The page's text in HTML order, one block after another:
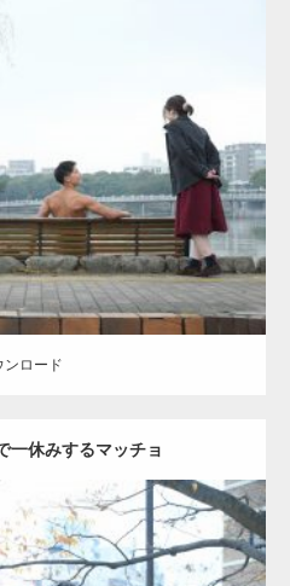
AKIHITO(細マッチョ) 背中
ンロード
一休みするマッチョ